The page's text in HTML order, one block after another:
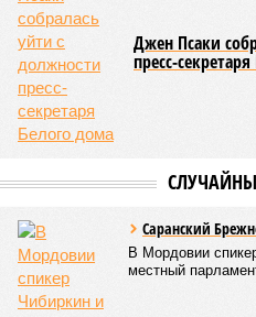
Джен Псаки
пресс-
Саранский
В Мордовии
местный